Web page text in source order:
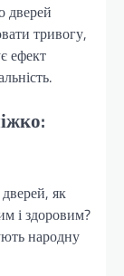
дверей
тривогу,
ефект
як
і здоровим?
народну